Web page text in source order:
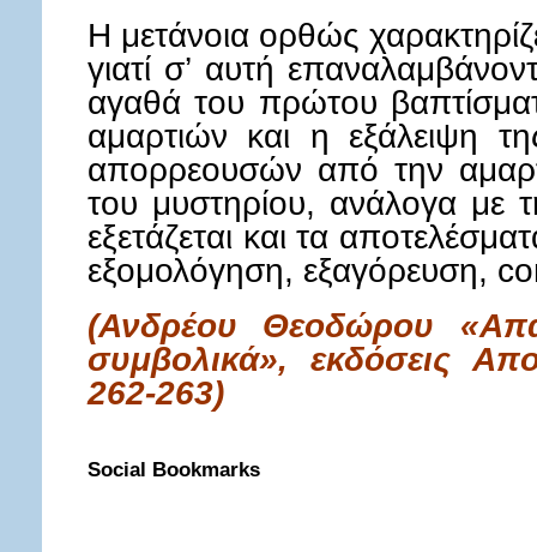
Η μετάνοια ορθώς
γιατί σ’ αυτή
αγαθά του πρώτου
αμαρτιών και η εξάλειψη
απορρεουσών από την
του μυστηρίου, ανάλογα
εξετάζεται και τα
εξομολόγηση, εξαγόρευση,
(Ανδρέου Θεοδώρου
συμβολικά», εκδόσεις
262-263)
Social Bookmarks